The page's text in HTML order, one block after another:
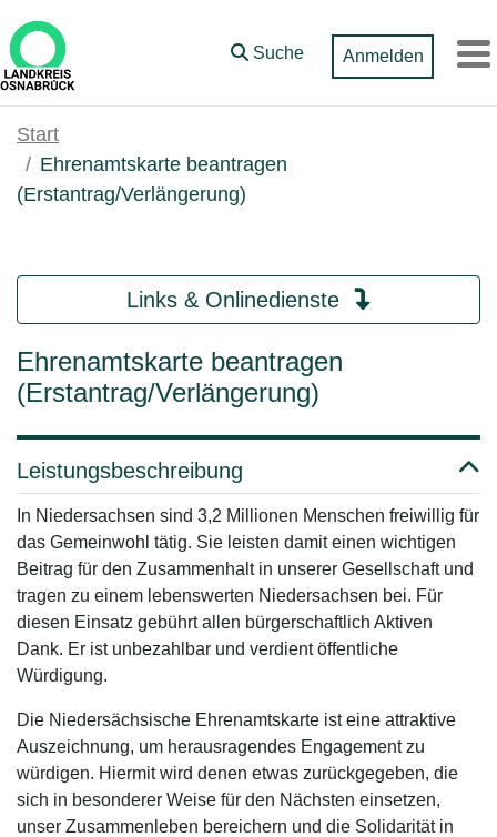
Zum Hauptinhalt springen
Suche Anmelden
Start
Ehrenamtskarte beantragen
(Erstantrag/Verlängerung)
Links & Onlinedienste
Ehrenamtskarte beantragen
(Erstantrag/Verlängerung)
Leistungsbeschreibung
In Niedersachsen sind 3,2 Millionen Menschen freiwillig für
das Gemeinwohl tätig. Sie leisten damit einen wichtigen
Beitrag für den Zusammenhalt in unserer Gesellschaft und
tragen zu einem lebenswerten Niedersachsen bei. Für
diesen Einsatz gebührt allen bürgerschaftlich Aktiven
Dank. Er ist unbezahlbar und verdient öffentliche
Würdigung.
Die Niedersächsische Ehrenamtskarte ist eine attraktive
Auszeichnung, um herausragendes Engagement zu
würdigen. Hiermit wird denen etwas zurückgegeben, die
sich in besonderer Weise für den Nächsten einsetzen,
unser Zusammenleben bereichern und die Solidarität in